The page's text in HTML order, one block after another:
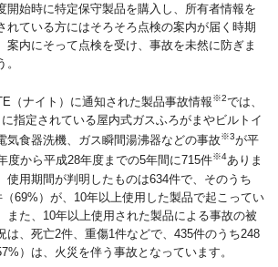
開始時に特定保守製品を購入し、所有者情報を
れている方にはそろそろ点検の案内が届く時期
案内にそって点検を受け、事故を未然に防ぎま
。
（ナイト）に通知された製品事故情報※2では、
指定されている屋内式ガスふろがまやビルトイ
気食器洗機、ガス瞬間湯沸器などの事故※3が平
度から平成28年度までの5年間に715件※4ありま
使用期間が判明したものは634件で、そのうち
（69%）が、10年以上使用した製品で起こってい
また、10年以上使用された製品による事故の被
は、死亡2件、重傷1件などで、435件のうち248
）は、火災を伴う事故となっています。